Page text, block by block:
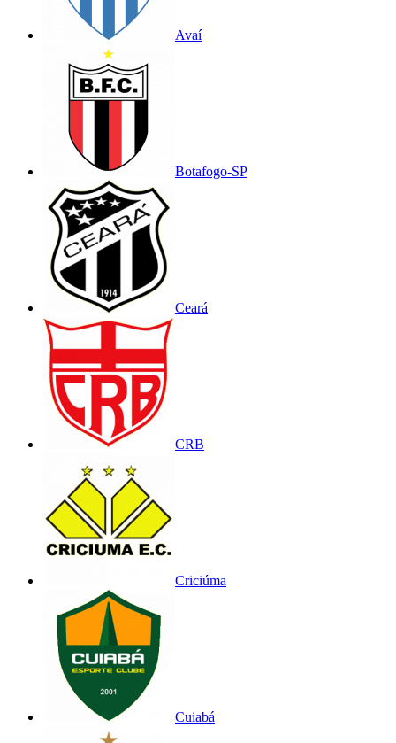
Avaí
Botafogo-SP
Ceará
CRB
Criciúma
Cuiabá